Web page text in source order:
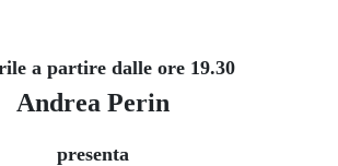
a partire dalle ore 19.30
Andrea Perin
presenta